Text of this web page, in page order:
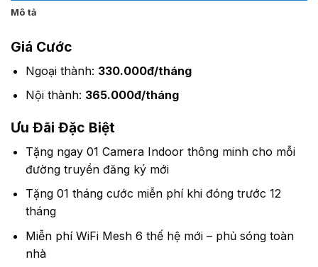
Mô tả
Giá Cước
Ngoại thành: 330.000đ/tháng
Nội thành: 365.000đ/tháng
Ưu Đãi Đặc Biệt
Tặng ngay 01 Camera Indoor thông minh cho mỗi
đường truyền đăng ký mới
Tặng 01 tháng cước miễn phí khi đóng trước 12
tháng
Miễn phí WiFi Mesh 6 thế hệ mới – phủ sóng toàn
nhà